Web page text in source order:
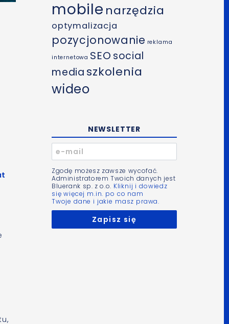
mobile narzędzia
optymalizacja
pozycjonowanie reklama
internetowa SEO social
media szkolenia
wideo
NEWSLETTER
Zgodę możesz zawsze wycofać.
Administratorem Twoich danych jest
Bluerank sp. z o.o. Kliknij i dowiedz
się więcej m.in. po co nam
Twoje dane i jakie masz prawa.